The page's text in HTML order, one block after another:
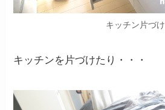
キッチン片づけ
キッチンを片づけたり・・・